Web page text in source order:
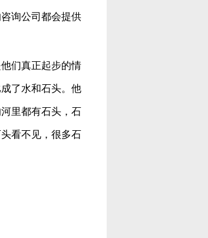
询公司都会提供
们真正起步的情
了水和石头。他
里都有石头，石
看不见，很多石